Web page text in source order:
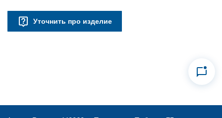
Уточнить про изделие